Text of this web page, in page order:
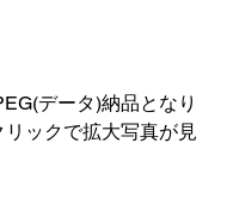
データ)納品となり
ックで拡大写真が見